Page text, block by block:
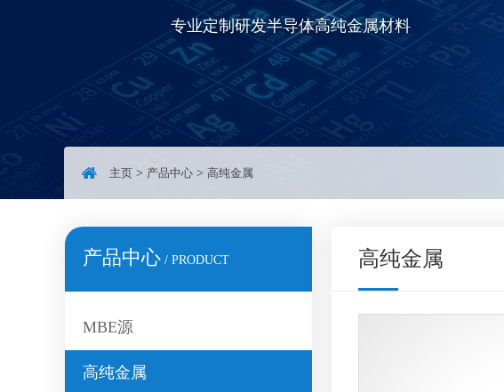
专业定制研发半导体高纯金属材料
主页 > 产品中心 > 高纯金属
产品中心 / PRODUCT
MBE源
高纯金属
高纯金属